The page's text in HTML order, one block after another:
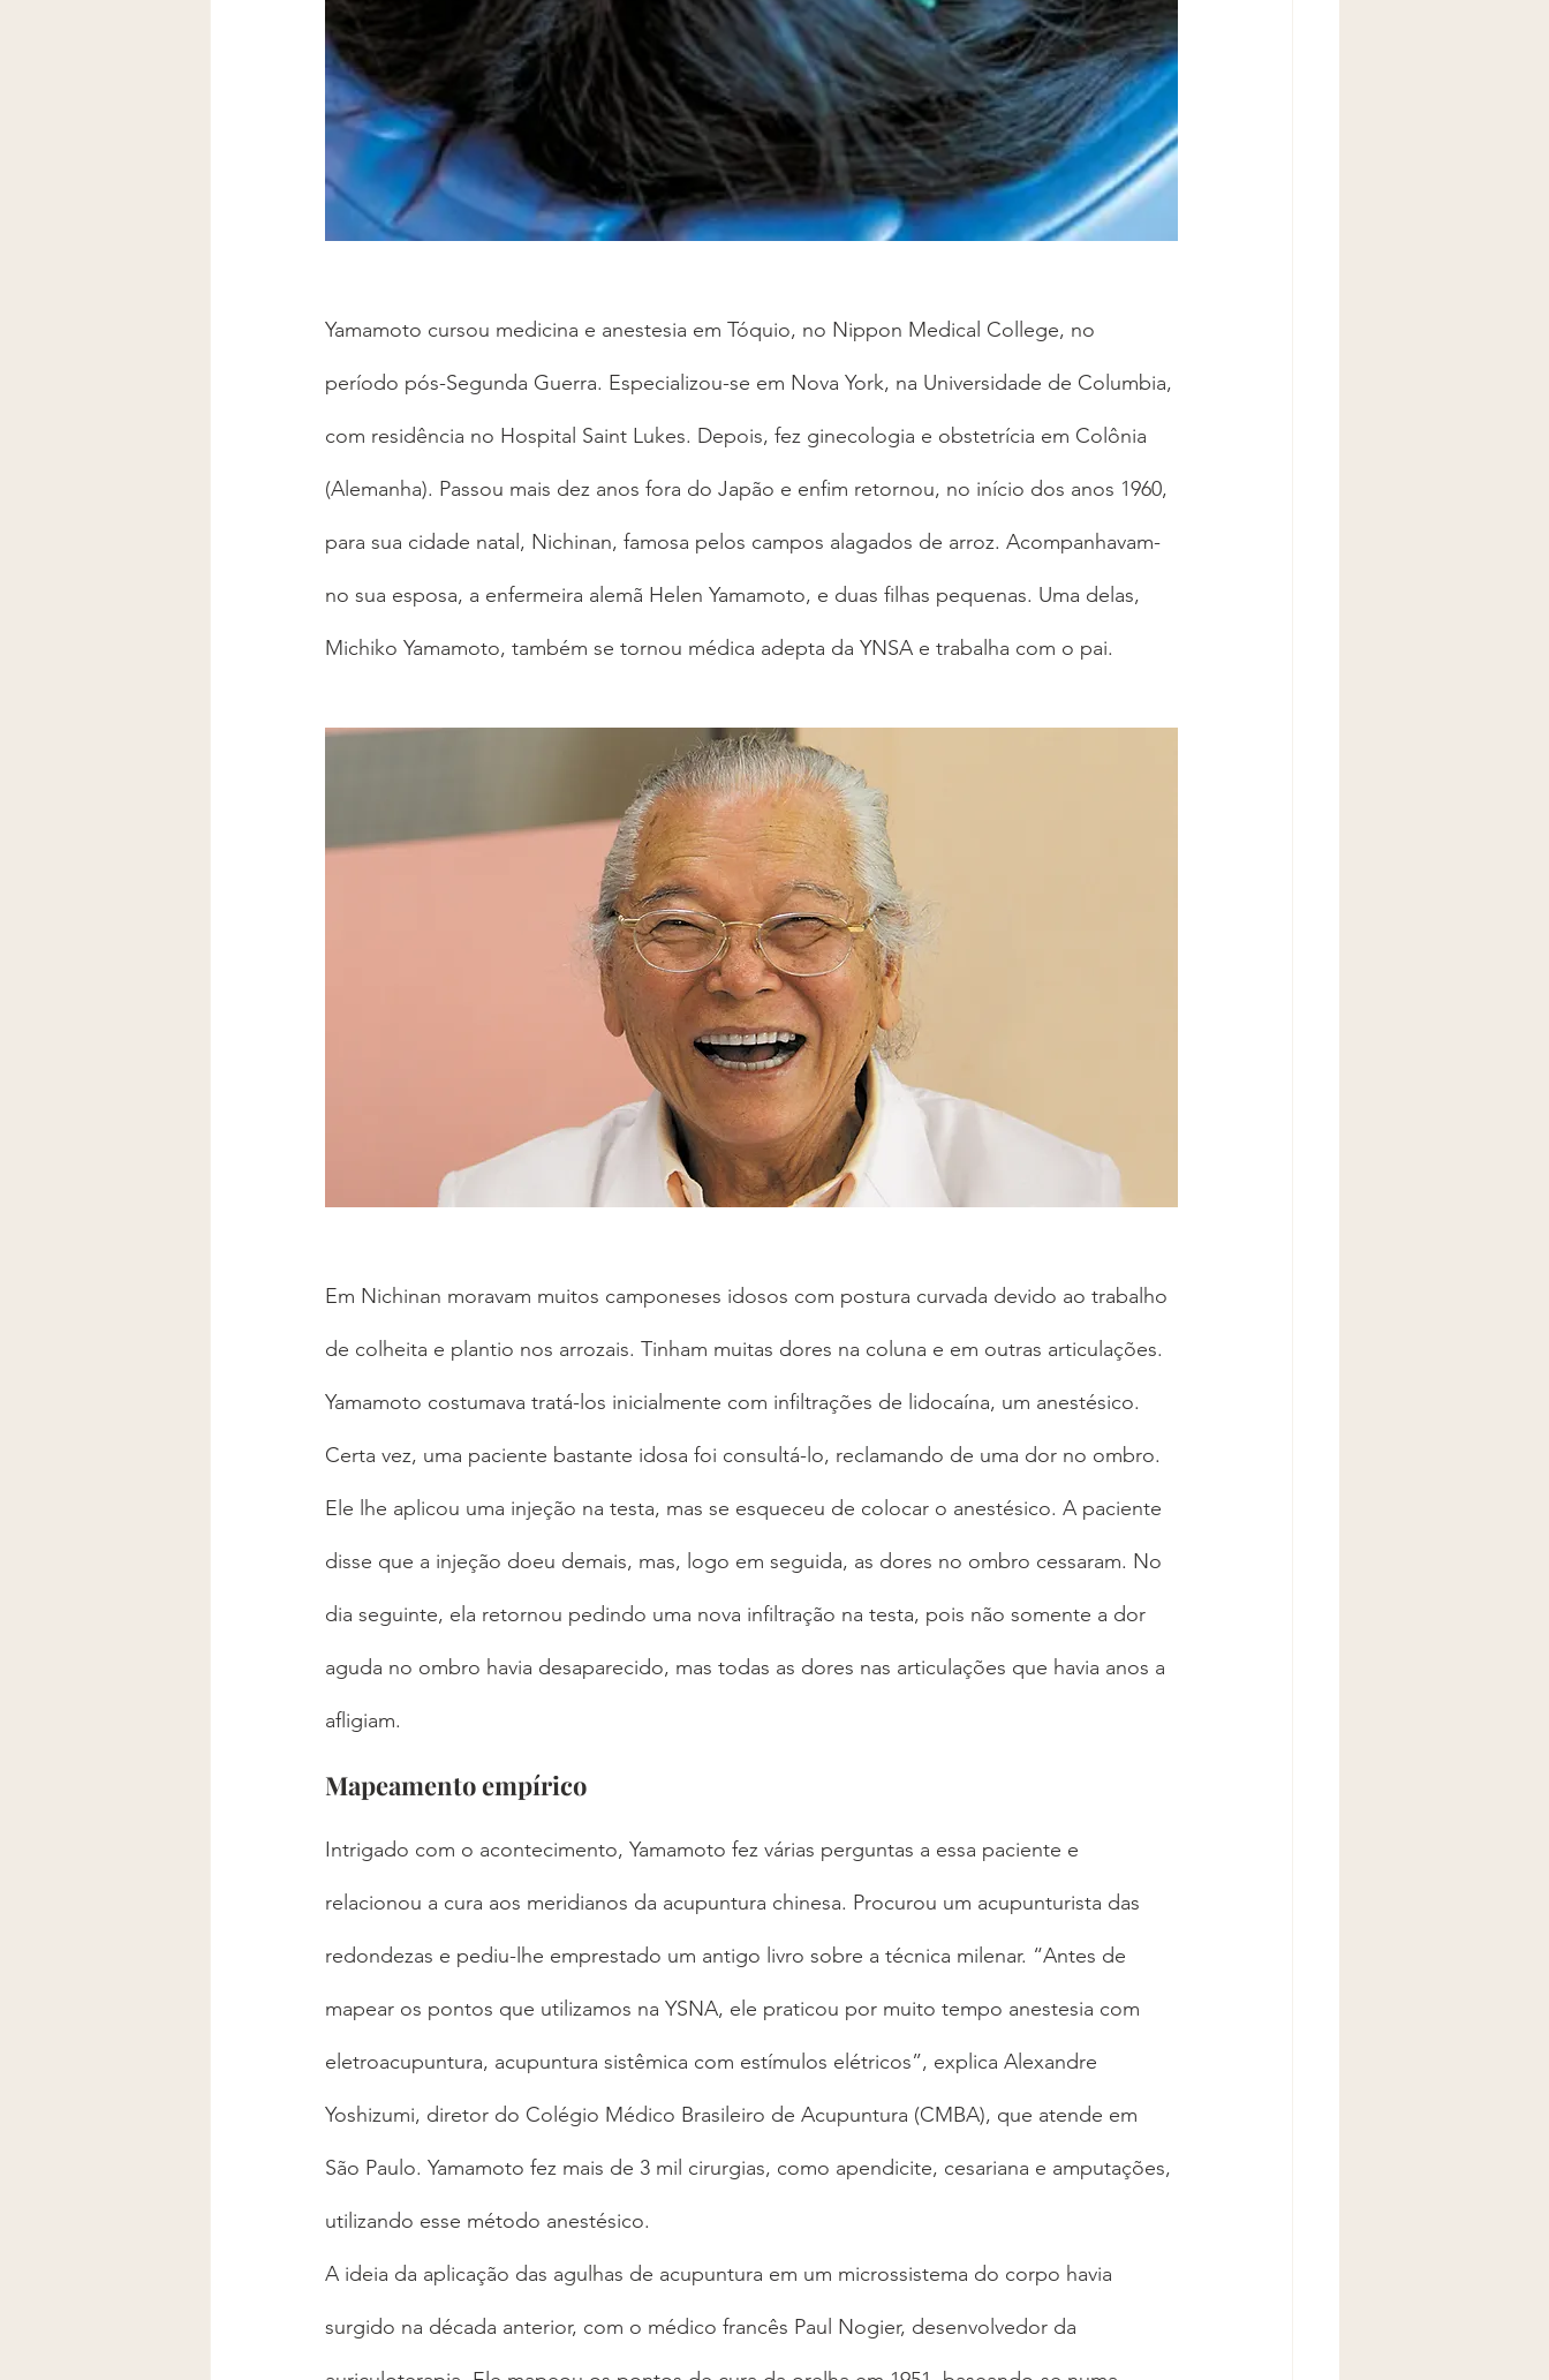
Yamamoto cursou medicina e anestesia em Tóquio, no Nippon Medical College, no
período pós-Segunda Guerra. Especializou-se em Nova York, na Universidade de Columbia,
com residência no Hospital Saint Lukes. Depois, fez ginecologia e obstetrícia em Colônia
(Alemanha). Passou mais dez anos fora do Japão e enfim retornou, no início dos anos 1960,
para sua cidade natal, Nichinan, famosa pelos campos alagados de arroz. Acompanhavam-
no sua esposa, a enfermeira alemã Helen Yamamoto, e duas filhas pequenas. Uma delas,
Michiko Yamamoto, também se tornou médica adepta da YNSA e trabalha com o pai.
Em Nichinan moravam muitos camponeses idosos com postura curvada devido ao trabalho
de colheita e plantio nos arrozais. Tinham muitas dores na coluna e em outras articulações.
Yamamoto costumava tratá-los inicialmente com infiltrações de lidocaína, um anestésico.
Certa vez, uma paciente bastante idosa foi consultá-lo, reclamando de uma dor no ombro.
Ele lhe aplicou uma injeção na testa, mas se esqueceu de colocar o anestésico. A paciente
disse que a injeção doeu demais, mas, logo em seguida, as dores no ombro cessaram. No
dia seguinte, ela retornou pedindo uma nova infiltração na testa, pois não somente a dor
aguda no ombro havia desaparecido, mas todas as dores nas articulações que havia anos a
afligiam.
Mapeamento empírico
Intrigado com o acontecimento, Yamamoto fez várias perguntas a essa paciente e
relacionou a cura aos meridianos da acupuntura chinesa. Procurou um acupunturista das
redondezas e pediu-lhe emprestado um antigo livro sobre a técnica milenar. “Antes de
mapear os pontos que utilizamos na YSNA, ele praticou por muito tempo anestesia com
eletroacupuntura, acupuntura sistêmica com estímulos elétricos”, explica Alexandre
Yoshizumi, diretor do Colégio Médico Brasileiro de Acupuntura (CMBA), que atende em
São Paulo. Yamamoto fez mais de 3 mil cirurgias, como apendicite, cesariana e amputações,
utilizando esse método anestésico.
A ideia da aplicação das agulhas de acupuntura em um microssistema do corpo havia
surgido na década anterior, com o médico francês Paul Nogier, desenvolvedor da